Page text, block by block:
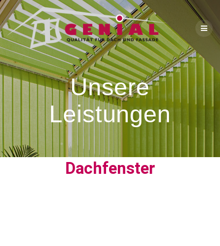
Unsere
Leistungen
Dachfenster